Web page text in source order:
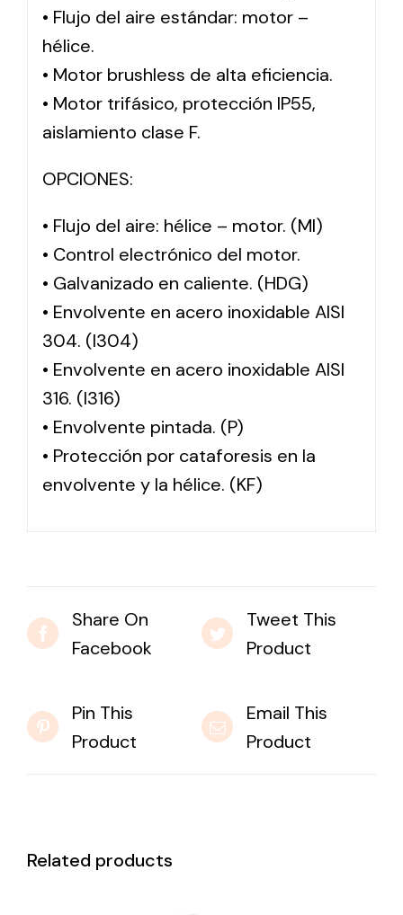
• Flujo del aire estándar: motor –
hélice.
• Motor brushless de alta eficiencia.
• Motor trifásico, protección IP55,
aislamiento clase F.
OPCIONES:
• Flujo del aire: hélice – motor. (MI)
• Control electrónico del motor.
• Galvanizado en caliente. (HDG)
• Envolvente en acero inoxidable AISI
304. (I304)
• Envolvente en acero inoxidable AISI
316. (I316)
• Envolvente pintada. (P)
• Protección por cataforesis en la
envolvente y la hélice. (KF)
Share On
Facebook
Tweet This
Product
Pin This
Product
Email This
Product
Related products